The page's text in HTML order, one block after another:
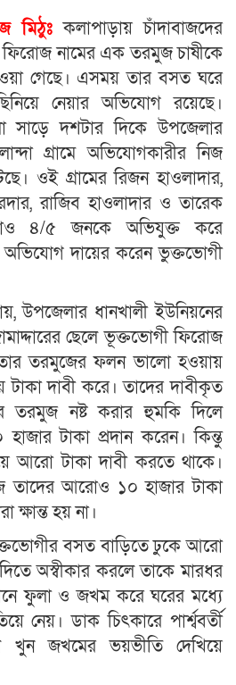
মিঠুঃ কলাপাড়ায় চাঁদাবাজদের
ফিরোজ নামের এক তরমুজ চাষীকে
গেছে। এসময় তার বসত ঘরে
নেয়ার অভিযোগ রয়েছে।
সাড়ে দশটার দিকে উপজেলার
গ্রামে অভিযোগকারীর নিজ
ওই গ্রামের রিজন হাওলাদার,
রাজিব হাওলাদার ও তারেক
৪/৫ জনকে অভিযুক্ত করে
অভিযোগ দায়ের করেন ভুক্তভোগী
উপজেলার ধানখালী ইউনিয়নের
ছেলে ভূক্তভোগী ফিরোজ
তরমুজের ফলন ভালো হওয়ায়
টাকা দাবী করে। তাদের দাবীকৃত
তরমুজ নষ্ট করার হুমকি দিলে
টাকা প্রদান করেন। কিন্তু
আরো টাকা দাবী করতে থাকে।
তাদের আরোও ১০ হাজার টাকা
ক্ষান্ত হয় না।
বসত বাড়িতে ঢুকে আরো
অস্বীকার করলে তাকে মারধর
ফুলা ও জখম করে ঘরের মধ্যে
নেয়। ডাক চিৎকারে পার্শ্ববর্তী
জখমের ভয়ভীতি দেখিয়ে